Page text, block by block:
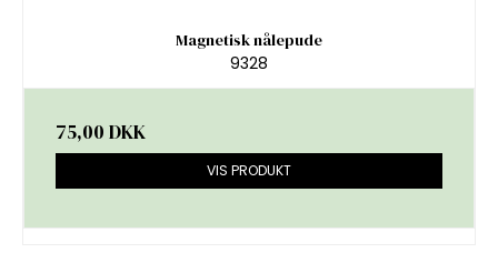
Magnetisk nålepude
9328
75,00 DKK
VIS PRODUKT